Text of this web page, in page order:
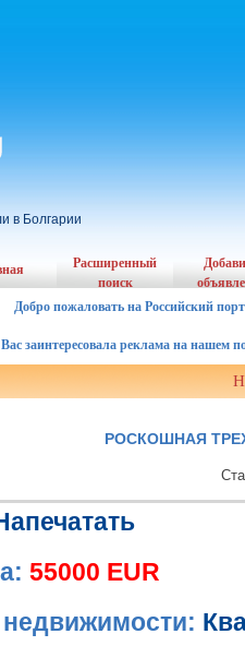
в Болгарии
Расширенный
поиск
Добро пожаловать на Российский
реклама на нашем
РОСКОШНАЯ
55000 EUR